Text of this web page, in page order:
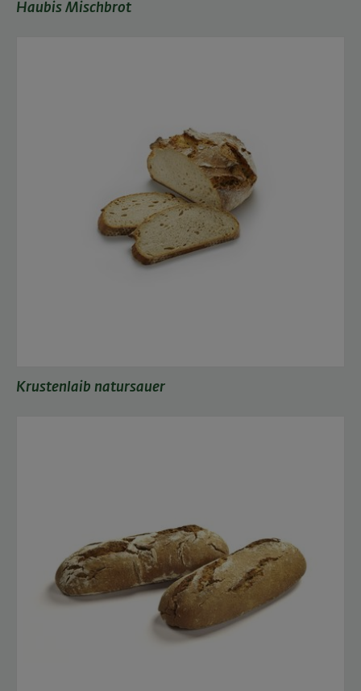
Haubis Mischbrot
Krustenlaib natursauer